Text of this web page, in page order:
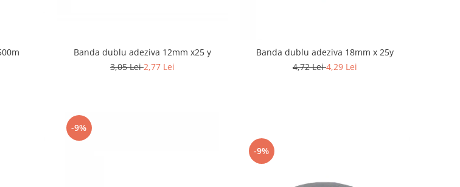
Banda dublu adeziva 12mm x25 y
3,05 Lei2,77 Lei
Banda dublu adeziva 18mm x 25y
4,72 Lei4,29 Lei
-9%
-9%